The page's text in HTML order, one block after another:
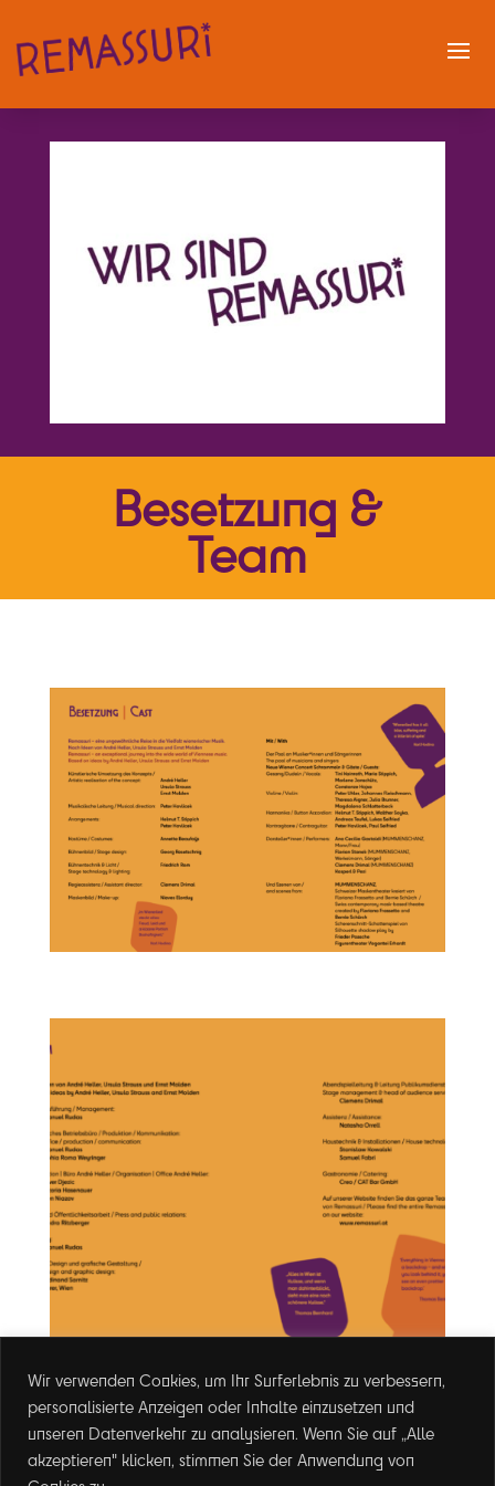
Wir verwenden Cookies, um Ihr Surferlebnis zu verbessern,
personalisierte Anzeigen oder Inhalte einzusetzen und
unseren Datenverkehr zu analysieren. Wenn Sie auf „Alle
akzeptieren" klicken, stimmen Sie der Anwendung von
Besetzung &
Team